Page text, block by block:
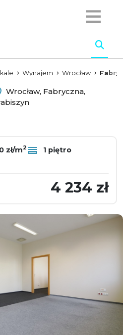
Wynajem Wrocław
Wrocław, Fabryczna,
zł/m2
1 piętro
4 234 zł